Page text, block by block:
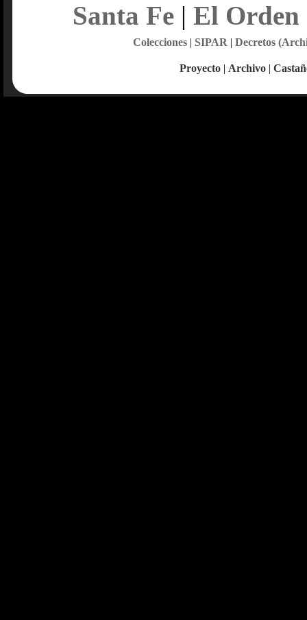
Santa Fe| El Orden
Colecciones| SIPAR | Decretos
Proyecto | Archivo |